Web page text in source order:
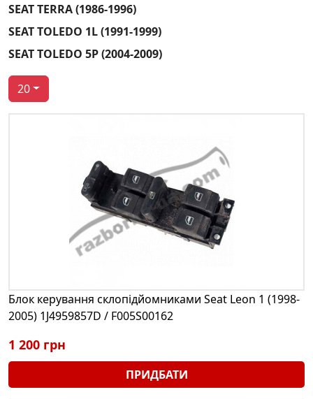
SEAT TERRA (1986-1996)
SEAT TOLEDO 1L (1991-1999)
SEAT TOLEDO 5P (2004-2009)
20
Блок керування склопідйомниками Seat Leon 1 (1998-
2005) 1J4959857D / F005S00162
1 200 грн
ПРИДБАТИ